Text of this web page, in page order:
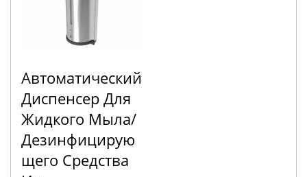
Автоматический
Диспенсер Для
Жидкого Мыла/
Дезинфицирую
Щего Средства